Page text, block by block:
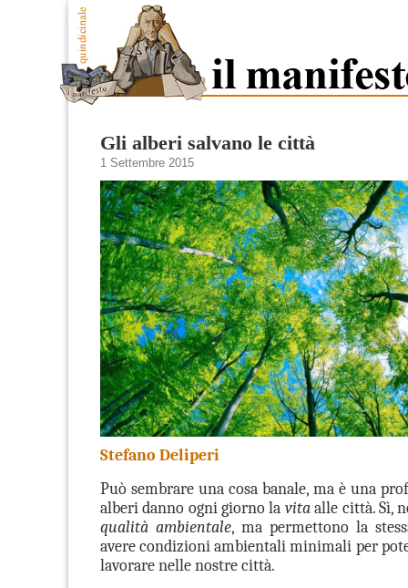
Gli alberi salvano le città
1 Settembre 2015
Stefano Deliperi
Può sembrare una cosa banale, ma è una
alberi danno ogni giorno la vitaalle città. Sì,
qualità ambientale, ma permettono la
avere condizioni ambientali minimali per
lavorare nelle nostre città.